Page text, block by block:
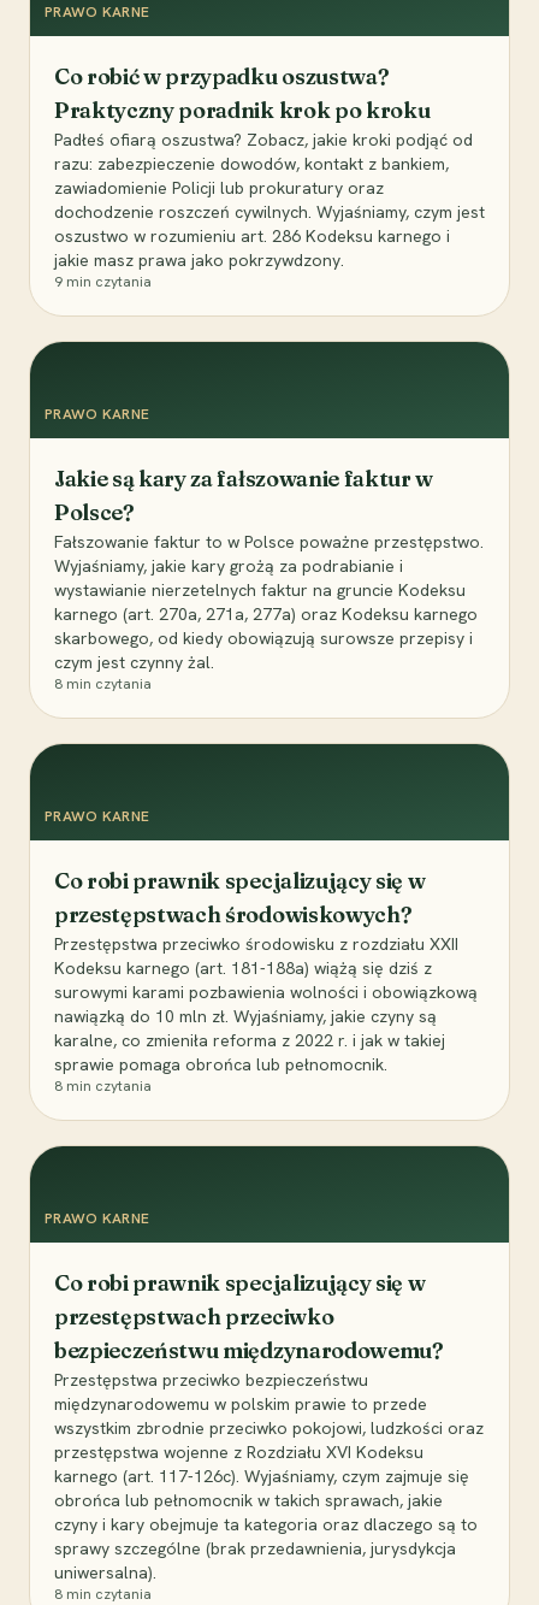
PRAWO KARNE
Co robić w przypadku oszustwa?
Praktyczny poradnik krok po kroku
Padłeś ofiarą oszustwa? Zobacz, jakie kroki podjąć od
razu: zabezpieczenie dowodów, kontakt z bankiem,
zawiadomienie Policji lub prokuratury oraz
dochodzenie roszczeń cywilnych. Wyjaśniamy, czym jest
oszustwo w rozumieniu art. 286 Kodeksu karnego i
jakie masz prawa jako pokrzywdzony.
9 min czytania
PRAWO KARNE
Jakie są kary za fałszowanie faktur w
Polsce?
Fałszowanie faktur to w Polsce poważne przestępstwo.
Wyjaśniamy, jakie kary grożą za podrabianie i
wystawianie nierzetelnych faktur na gruncie Kodeksu
karnego (art. 270a, 271a, 277a) oraz Kodeksu karnego
skarbowego, od kiedy obowiązują surowsze przepisy i
czym jest czynny żal.
8 min czytania
PRAWO KARNE
Co robi prawnik specjalizujący się w
przestępstwach środowiskowych?
Przestępstwa przeciwko środowisku z rozdziału XXII
Kodeksu karnego (art. 181-188a) wiążą się dziś z
surowymi karami pozbawienia wolności i obowiązkową
nawiązką do 10 mln zł. Wyjaśniamy, jakie czyny są
karalne, co zmieniła reforma z 2022 r. i jak w takiej
sprawie pomaga obrońca lub pełnomocnik.
8 min czytania
PRAWO KARNE
Co robi prawnik specjalizujący się w
przestępstwach przeciwko
bezpieczeństwu międzynarodowemu?
Przestępstwa przeciwko bezpieczeństwu
międzynarodowemu w polskim prawie to przede
wszystkim zbrodnie przeciwko pokojowi, ludzkości oraz
przestępstwa wojenne z Rozdziału XVI Kodeksu
karnego (art. 117-126c). Wyjaśniamy, czym zajmuje się
obrońca lub pełnomocnik w takich sprawach, jakie
czyny i kary obejmuje ta kategoria oraz dlaczego są to
sprawy szczególne (brak przedawnienia, jurysdykcja
uniwersalna).
8 min czytania